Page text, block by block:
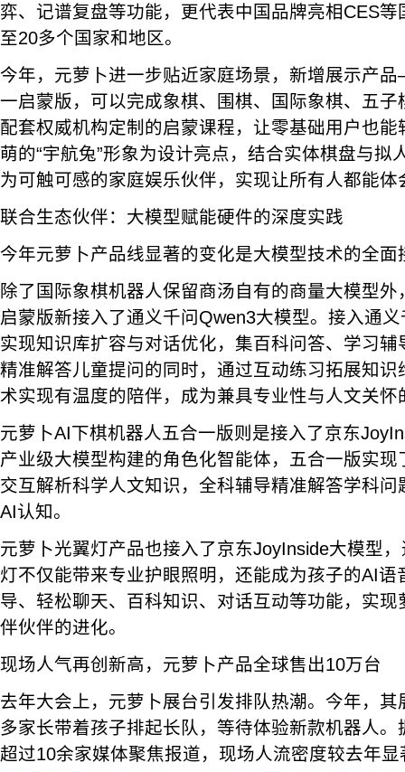
弈、记谱复盘等功能，更代表中国品牌亮相CES
至20多个国家和地区。
今年，元萝卜进一步贴近家庭场景，新增展示产
一启蒙版，可以完成象棋、围棋、国际象棋、五
配套权威机构定制的启蒙课程，让零基础用户也
萌的“宇航兔”形象为设计亮点，结合实体棋盘与拟
为可触可感的家庭娱乐伙伴，实现让所有人都能体
联合生态伙伴：大模型赋能硬件的深度实践
今年元萝卜产品线显著的变化是大模型技术的全面
除了国际象棋机器人保留商汤自有的商量大模型
启蒙版新接入了通义千问Qwen3大模型。接入通
实现知识库扩容与对话优化，集百科问答、学习
精准解答儿童提问的同时，通过互动练习拓展知
术实现有温度的陪伴，成为兼具专业性与人文关怀
元萝卜AI下棋机器人五合一版则是接入了京东
产业级大模型构建的角色化智能体，五合一版实
交互解析科学人文知识，全科辅导精准解答学科
AI认知。
元萝卜光翼灯产品也接入了京东JoyInside大模型
灯不仅能带来专业护眼照明，还能成为孩子的AI语
导、轻松聊天、百科知识、对话互动等功能，实
伴伙伴的进化。
现场人气再创新高，元萝卜产品全球售出10万台
去年大会上，元萝卜展台引发排队热潮。今年，
多家长带着孩子排起长队，等待体验新款机器人
超过10余家媒体聚焦报道，现场人流密度较去年显